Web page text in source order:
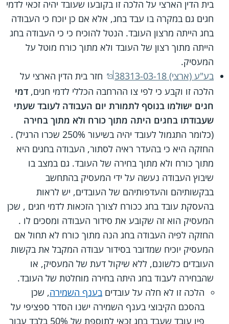
בית הדין הארצי על הלכה זו בקובעו שעובד יהיה זכאי לדמי
חגים גם במקרה בו עבד בחג, אלא אם כן יוכח כי העבודה
בחג הייתה מרצון העובד. הנטל להוכיח כי כי העבודה בחג
הייתה מתוך רצון של העובד ולא מתוך כורח מוטל על
המעסיק.
בע"ע (ארצי) 38313-03-18
חזר בית הדין הארצי על
הלכה זו וקבע כי לפי צו ההרחבה הכללי לדמי חגים, דמי
חגים ישולמו בנוסף לתמורת יום העבודה לעובד שעתי
שעבודתו בחגים היתה מתוך כורח ולא מתוך בחירה
(כלומר התגמול לעובד יהיה בשיעור 250% שכרו הרגיל) .
החזקה היא כי בהעדר ראיה לסתור, העבודה בחגים היא
מתוך כורח ולא מתוך בחירה של העובד. גם במצב בו
שיבוץ העבודה נעשה על ידי המעסיק בהתחשב
בבקשותיהם והעדפותיהם של העובדים, יש לראות
בהעסקת עובד בחג ככורח לצורך הזכאות לדמי חגים , שכן
המעסיק הוא זה שקובע את סידור העבודה ומסכים לו .
החזקה לפיה העבודה בחג הנה מתוך כורח לא תחול אם
המעסיק יוכיח שמדובר בסידור עבודה המקבל את בקשות
העובדים כלשונם, ללא שיקול דעת של המעסיק, או
שהבחירה לעבוד בחג היתה בחירה מוחלטת של העובד.
הלכה זו לא חלה על עובדים בענף השמירה, שכן
בהסכם הקיבוצי בענף השמירה ישנו הסדר ספציפי על
פיו עובד שעבד בחג זכאי לתוספת של 50% בלבד עבור